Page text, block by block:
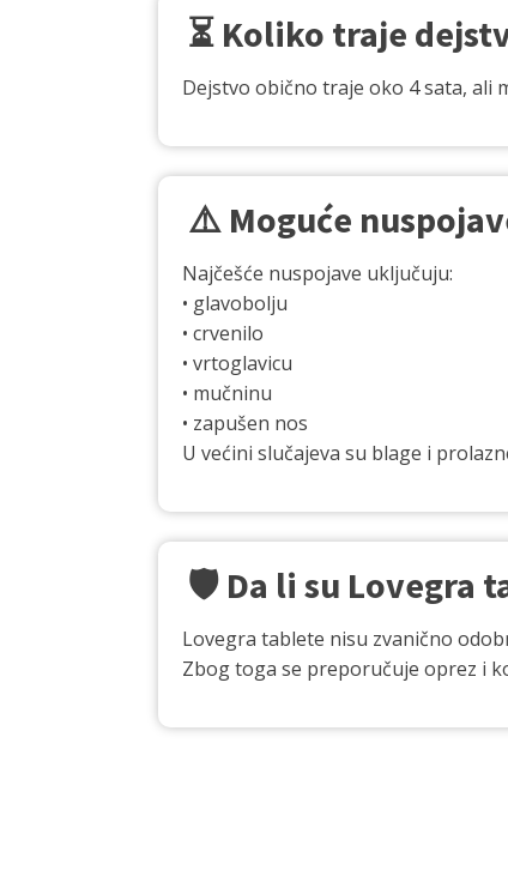
⏳ Koliko traje
Dejstvo obično traje oko 4 sata, ali
⚠️ Moguće
Najčešće nuspojave uključuju:
• glavobolju
• crvenilo
• vrtoglavicu
• mučninu
• zapušen nos
U većini slučajeva su blage i
🛡️ Da li su Lovegra
Lovegra tablete nisu zvanično
Zbog toga se preporučuje oprez i